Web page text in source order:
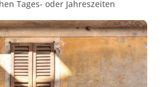
Tages- oder Jahreszeiten